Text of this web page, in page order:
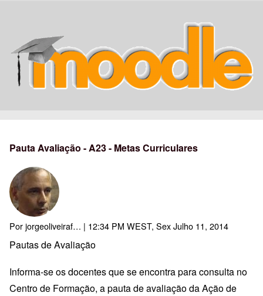
Pauta Avaliação - A23 - Metas Curriculares
Porjorgeoliveiraf… | 12:34 PM WEST, Sex Julho 11, 2014
Pautas de Avaliação
Informa-se os docentes que se encontra para consulta no
Centro de Formação, a pauta de avaliação da Ação de